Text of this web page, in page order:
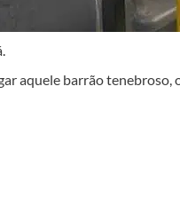
aquele barrão tenebroso,